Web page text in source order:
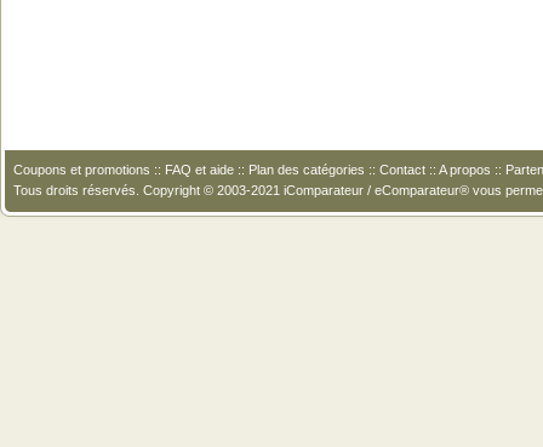
Coupons et promotions :: FAQ et aide :: Plan des catégories :: Contact :: A propos ::
Tous droits réservés. Copyright © 2003-2021 iComparateur / eComparateur® vous